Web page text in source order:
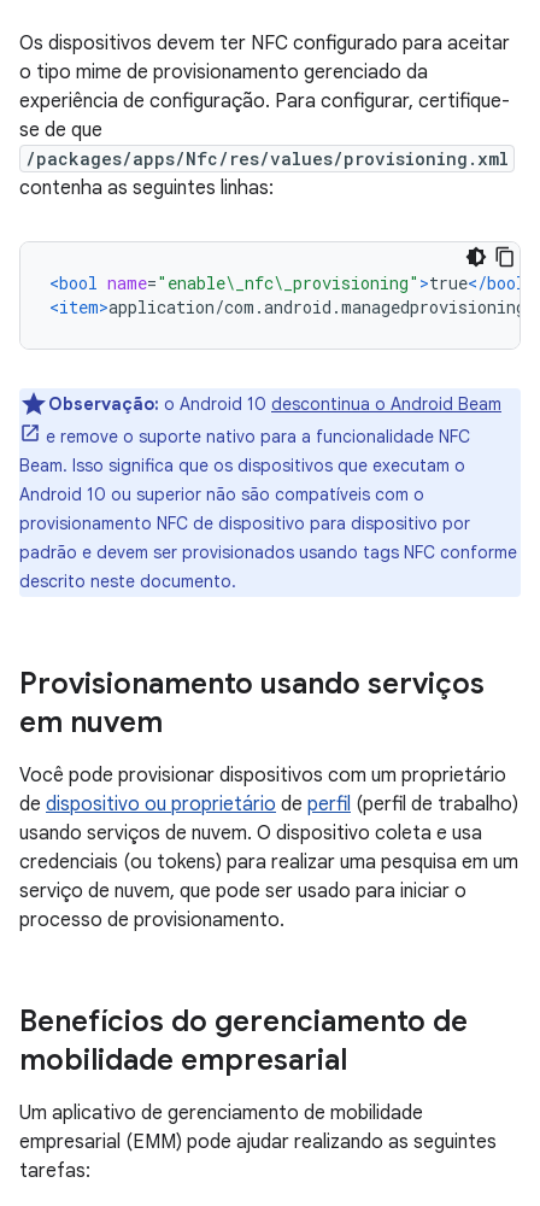
Os dispositivos devem ter NFC configurado para aceitar
o tipo mime de provisionamento gerenciado da
experiência de configuração. Para configurar, certifique-
se de que
/packages/apps/Nfc/res/values/provisioning.xml
contenha as seguintes linhas:
<bool name="enable\_nfc\_provisioning" >true</bool>
<item>application/com.android.managedprovisioning
Observação: o Android 10 descontinua o Android Beam
e remove o suporte nativo para a funcionalidade NFC
Beam. Isso significa que os dispositivos que executam o
Android 10 ou superior não são compatíveis com o
provisionamento NFC de dispositivo para dispositivo por
padrão e devem ser provisionados usando tags NFC conforme
descrito neste documento.
Provisionamento usando serviços
em nuvem
Você pode provisionar dispositivos com um proprietário
de dispositivo ou proprietário de perfil (perfil de trabalho)
usando serviços de nuvem. O dispositivo coleta e usa
credenciais (ou tokens) para realizar uma pesquisa em um
serviço de nuvem, que pode ser usado para iniciar o
processo de provisionamento.
Benefícios do gerenciamento de
mobilidade empresarial
Um aplicativo de gerenciamento de mobilidade
empresarial (EMM) pode ajudar realizando as seguintes
tarefas: